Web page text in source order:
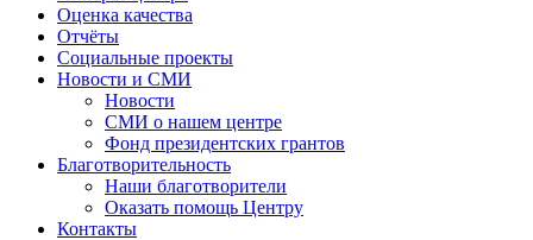
Оценка качества
Отчёты
Социальные проекты
Новости и СМИ
Новости
СМИ о нашем центре
Фонд президентских грантов
Благотворительность
Наши благотворители
Оказать помощь Центру
Контакты